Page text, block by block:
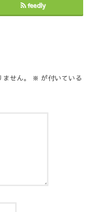
feedly
せん。 ※ が付いている